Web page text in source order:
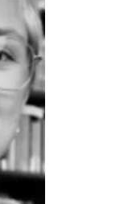
les
de
co-
à
en